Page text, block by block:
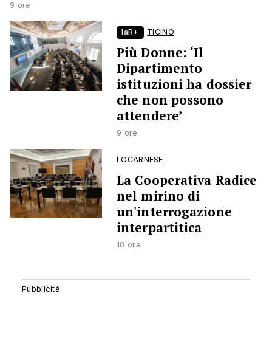
9 ore
laR+ TICINO
Più Donne: ‘Il
Dipartimento
istituzioni ha dossier
che non possono
attendere’
9 ore
LOCARNESE
La Cooperativa Radice
nel mirino di
un'interrogazione
interpartitica
10 ore